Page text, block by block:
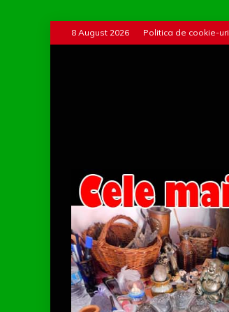
to
8 August 2026 Politica de cookie-uri